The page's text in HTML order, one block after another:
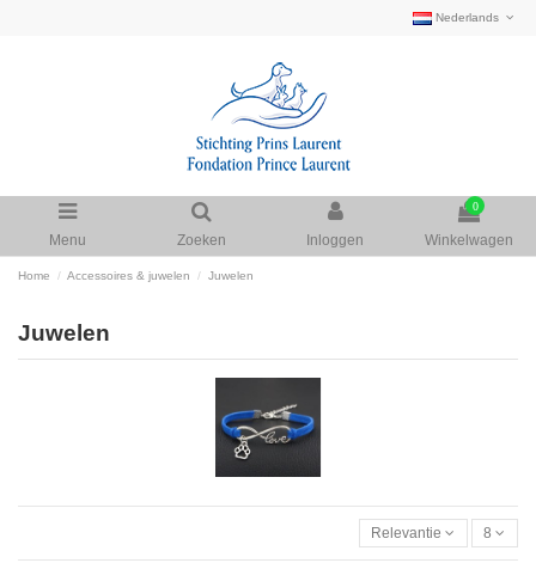
Nederlands
Menu Zoeken Inloggen
0
Winkelwagen
Home Accessoires & juwelen Juwelen
Juwelen
Relevantie 8